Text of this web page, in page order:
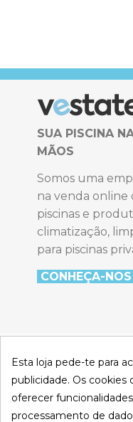
SUA PISCINA
MÃOS
Somos uma
na venda online
piscinas e
climatização,
para piscinas
CONHEÇA-NOS
Privacidade |
Esta loja pede-te para
publicidade. Os cookies
oferecer
processamento de